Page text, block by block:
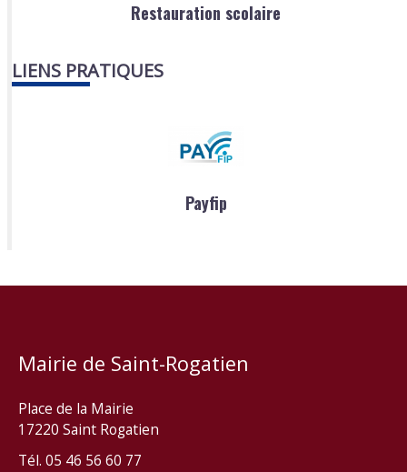
Restauration scolaire
LIENS PRATIQUES
Payfip
Mairie de Saint-Rogatien
Place de la Mairie
17220 Saint Rogatien
Tél. 05 46 56 60 77